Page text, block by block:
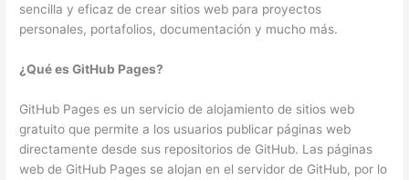
sencilla y eficaz de crear sitios web para proyectos
personales, portafolios, documentación y mucho más.
¿Qué es GitHub Pages?
GitHub Pages es un servicio de alojamiento de sitios web
gratuito que permite a los usuarios publicar páginas web
directamente desde sus repositorios de GitHub. Las páginas
web de GitHub Pages se alojan en el servidor de GitHub, por lo